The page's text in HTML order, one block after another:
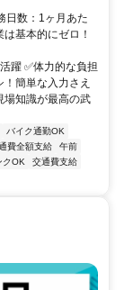
日数：1ヶ月あた
基本的にゼロ！
躍 ✅体力的な負担
簡単な入力さえ
場知識が最高の武
バイク通勤OK
費全額支給
午前
クOK
交通費支給